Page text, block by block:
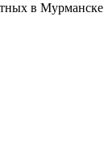
в Мурманске